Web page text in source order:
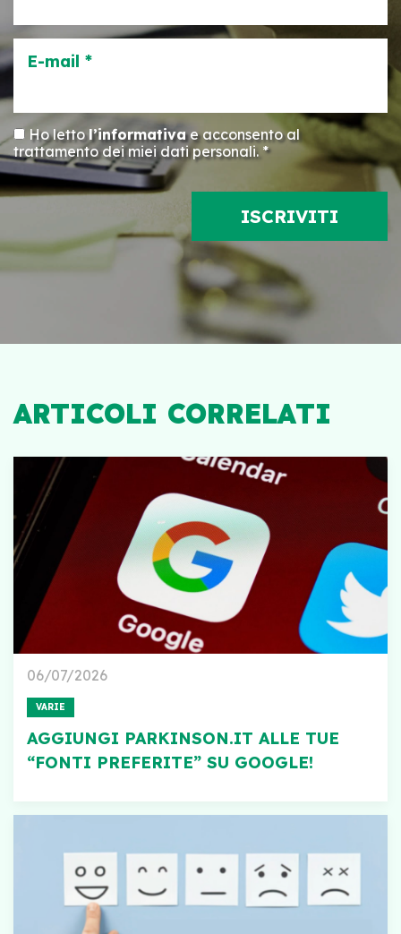
E-mail *
Ho lettol’informativae acconsento al
trattamento dei miei dati personali. *
ARTICOLI CORRELATI
06/07/2026
VARIE
AGGIUNGI PARKINSON.IT ALLE TUE
“FONTI PREFERITE” SU GOOGLE!